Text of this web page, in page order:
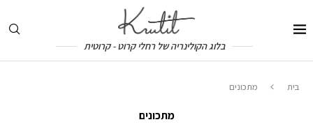
בלוג הקולינריה של רחלי קרוט - קרוטית
בית מתכונים
מתכונים